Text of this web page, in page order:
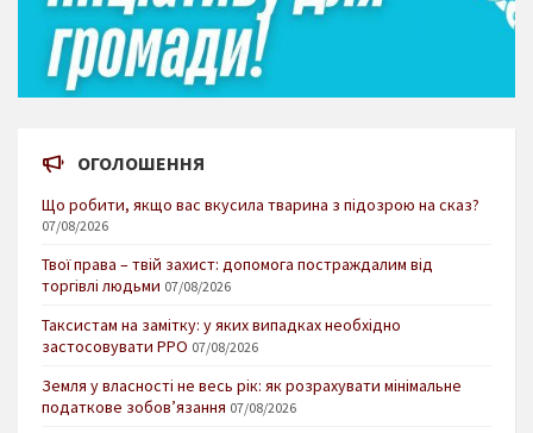
ОГОЛОШЕННЯ
Що робити, якщо вас вкусила тварина з підозрою на сказ?
07/08/2026
Твої права – твій захист: допомога постраждалим від
торгівлі людьми 07/08/2026
Таксистам на замітку: у яких випадках необхідно
застосовувати РРО 07/08/2026
Земля у власності не весь рік: як розрахувати мінімальне
податкове зобов’язання 07/08/2026